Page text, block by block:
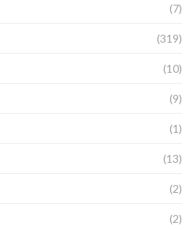
(7)
(319)
(10)
(9)
(1)
(13)
(2)
(2)